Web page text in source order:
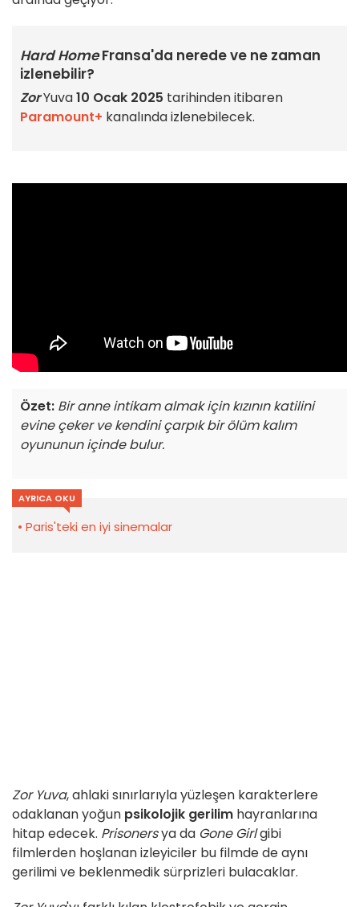
Hard HomeFransa'da nerede ve ne zaman
izlenebilir?
ZorYuva10 Ocak 2025 tarihinden itibaren
Paramount+ kanalında izlenebilecek.
Özet: Bir anne intikam almak için kızının katilini
evine çeker ve kendini çarpık bir ölüm kalım
oyununun içinde bulur.
AYRICA OKU
Paris'teki en iyi sinemalar
Zor Yuva, ahlaki sınırlarıyla yüzleşen karakterlere
odaklanan yoğun psikolojik gerilim hayranlarına
hitap edecek. Prisonersya da Gone Girlgibi
filmlerden hoşlanan izleyiciler bu filmde de aynı
gerilimi ve beklenmedik sürprizleri bulacaklar.